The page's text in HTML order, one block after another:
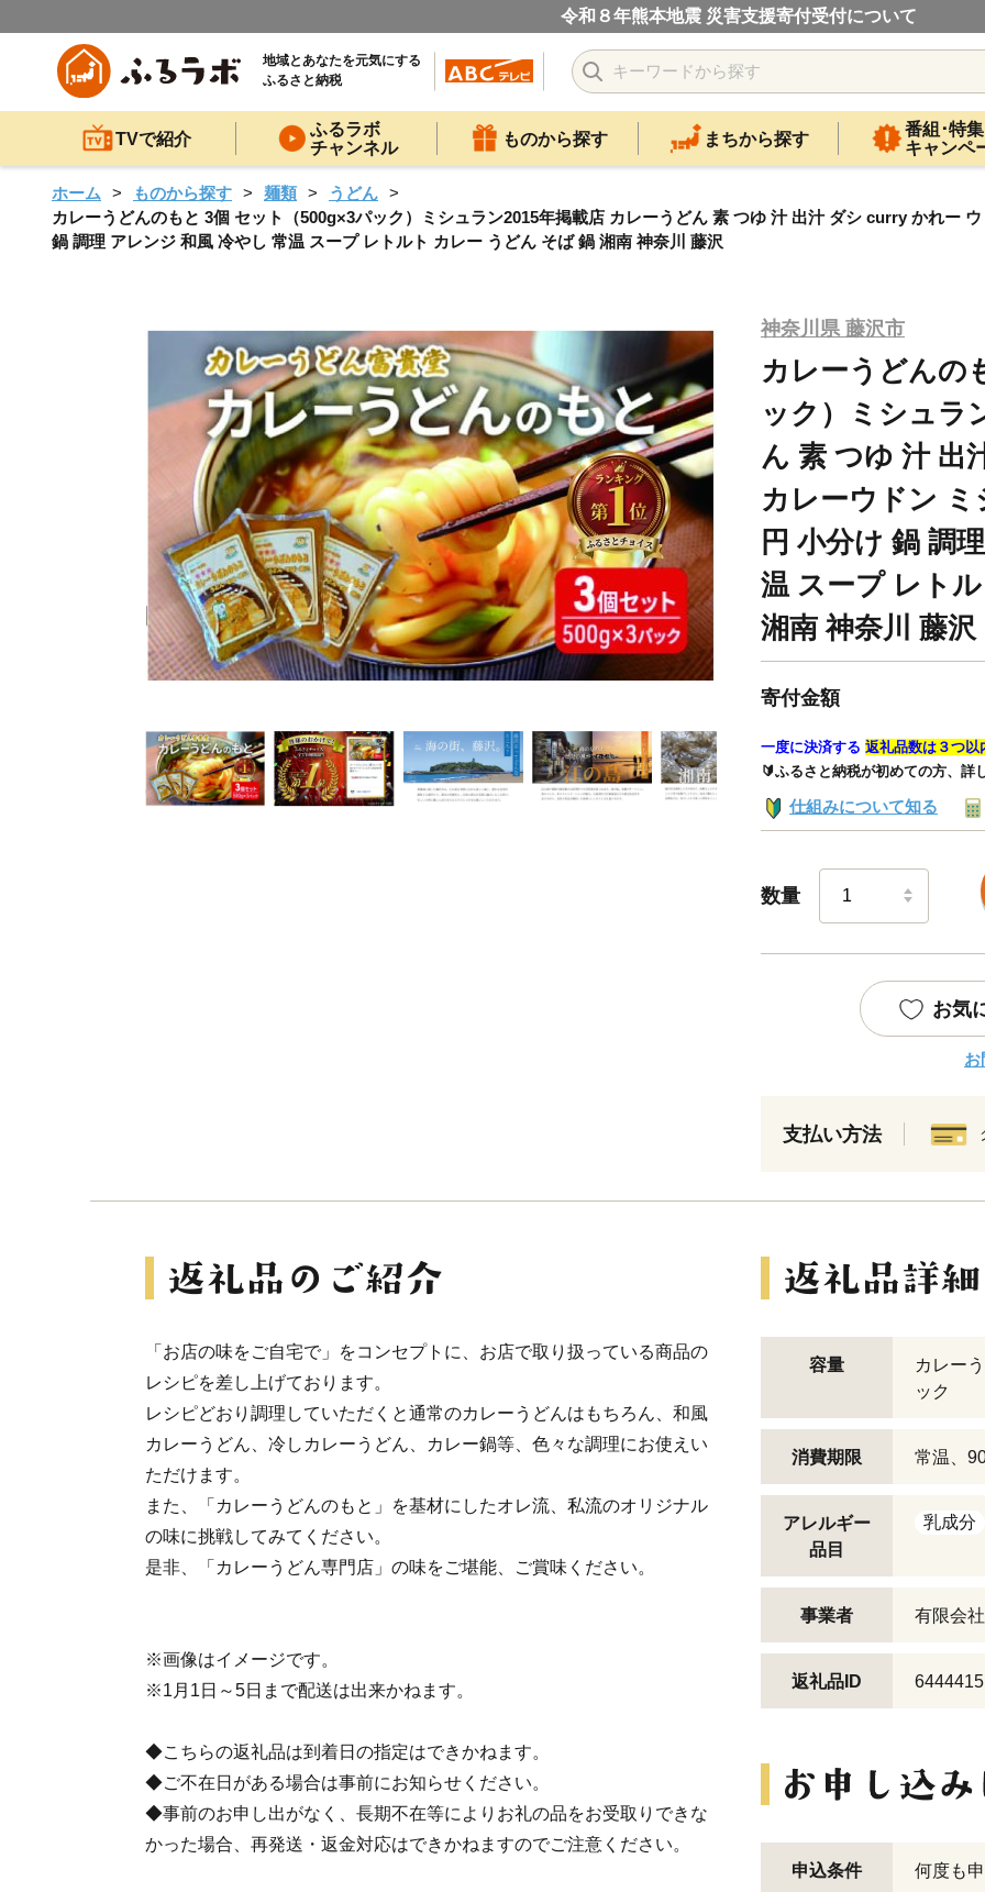
令和８年熊本地震 災害支援寄付受付について
地域とあなたを元気にする
ふるさと納税
TVで紹介
ふるラボ
チャンネル
ものから探す まちから探す
番組･特集
キャンペ
ホーム ものから探す 麺類
うどん
カレーうどんのもと 3個 セット（500g×3パック）ミシュラン2015年掲載店 カレーうどん 素 つゆ 汁 出汁 ダシ curry かれー
鍋 調理 アレンジ 和風 冷やし 常温 スープ レトルト カレー うどん そば 鍋 湘南 神奈川 藤沢
神奈川県 藤沢市
カレーうどんの
ック）ミシュラ
ん 素 つゆ 汁 出
カレーウドン
円 小分け 鍋 調
温 スープ レト
湘南 神奈川 藤沢
寄付金額
一度に決済する 返礼品数は３つ以
🔰ふるさと納税が初めての方、詳
仕組みについて知る
数量
お気
お
支払い方法
「お店の味をご自宅で」をコンセプトに、お店で取り扱っている商品の
レシピを差し上げております。
レシピどおり調理していただくと通常のカレーうどんはもちろん、和風
カレーうどん、冷しカレーうどん、カレー鍋等、色々な調理にお使えい
ただけます。
また、「カレーうどんのもと」を基材にしたオレ流、私流のオリジナル
の味に挑戦してみてください。
是非、「カレーうどん専門店」の味をご堪能、ご賞味ください。
※画像はイメージです。
※1月1日～5日まで配送は出来かねます。
◆こちらの返礼品は到着日の指定はできかねます。
◆ご不在日がある場合は事前にお知らせください。
◆事前のお申し出がなく、長期不在等によりお礼の品をお受取りできな
かった場合、再発送・返金対応はできかねますのでご注意ください。
容量
カレー
ック
消費期限 常温、
アレルギー
品目
乳成分
事業者 有限会
返礼品ID 6444415
申込条件 何度も